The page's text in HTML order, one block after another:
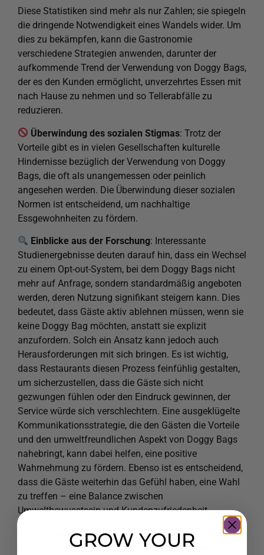
Diese Statistiken sind mehr als nur Zahlen; sie spiegeln
die dringende Notwendigkeit eines Wandels wider. Um
dies zu bekämpfen, kann die Gastronomie
verschiedene Strategien anwenden, darunter der
aufkommende Trend der Verwendung von Doggy Bags,
der es den Kunden ermöglicht, unverzehrtes Essen mit
nach Hause zu nehmen und so Tellerabfälle zu
reduzieren.
Überwindung des sozialen Stigmas: Trotz der
Vorteile gibt es in vielen Gesellschaften kulturelle
Hindernisse bezüglich der Verwendung von Doggy
Bags, die oft als unangemessen oder peinlich
angesehen werden. Die Überwindung dieser sozialen
Normen ist entscheidend, um nachhaltige
Essgewohnheiten zu fördern.
Einblicke aus der Forschung: Interessante
Studienergebnisse deuten darauf hin, dass ein Wechsel
zu einem Opt-out-System, bei dem Doggy Bags nicht
mehr auf Anfrage, sondern standardmäßig angeboten
werden, deren Nutzung signifikant steigern kann. Dies
bedeutet, dass Gäste aktiv ablehnen müssen, wenn sie
keine Doggy Bag möchten, anstatt sie explizit
anzufordern. Solch ein Ansatz kann jedoch auch
Herausforderungen mit sich bringen. Es ist wichtig,
dass Restaurants diesen Prozess feinfühlig gestalten,
um sicherzustellen, dass die Gäste sich nicht
gezwungen fühlen oder den Eindruck gewinnen, der
Service würde sich verschlechtern. Eine ausgeklügelte
Kommunikationsstrategie, die den Gästen die Vorteile
und den umweltfreundlichen Aspekt von Doggy Bags
nahebringt, kann dabei helfen, eine positive
Wahrnehmung zu fördern. Ebenso ist es entscheidend,
dass die Gäste weiterhin das Gefühl haben, eine Wahl
zu treffen – eine Balance zwischen
Umweltbewusstsein und Kundenzufriedenheit.
Praktische Lösungen : Das Angebot verschiedener
Arten von Doggy Bags und ein freundlicher Service
GROW YOUR